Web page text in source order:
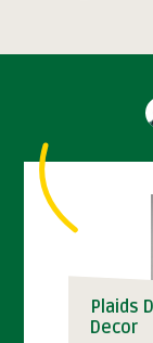
Plaids
Decor